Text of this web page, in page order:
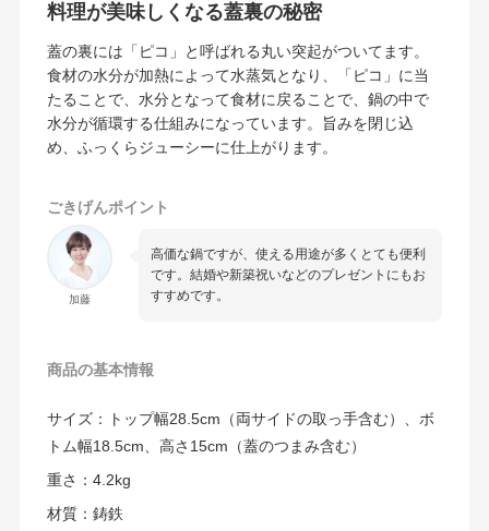
料理が美味しくなる蓋裏の秘密
蓋の裏には「ピコ」と呼ばれる丸い突起がついてます。
食材の水分が加熱によって水蒸気となり、「ピコ」に当
たることで、水分となって食材に戻ることで、鍋の中で
水分が循環する仕組みになっています。旨みを閉じ込
め、ふっくらジューシーに仕上がります。
ごきげんポイント
加藤
高価な鍋ですが、使える用途が多くとても便利
です。結婚や新築祝いなどのプレゼントにもお
すすめです。
商品の基本情報
サイズ：トップ幅28.5cm（両サイドの取っ手含む）、ボ
トム幅18.5cm、高さ15cm（蓋のつまみ含む）
重さ：4.2kg
材質：鋳鉄